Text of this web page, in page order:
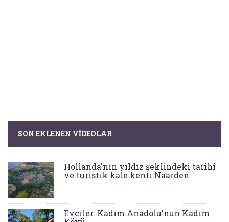
SON EKLENEN VIDEOLAR
Hollanda'nın yıldız şeklindeki tarihi
ve turistik kale kenti Naarden
Evciler: Kadim Anadolu'nun Kadim